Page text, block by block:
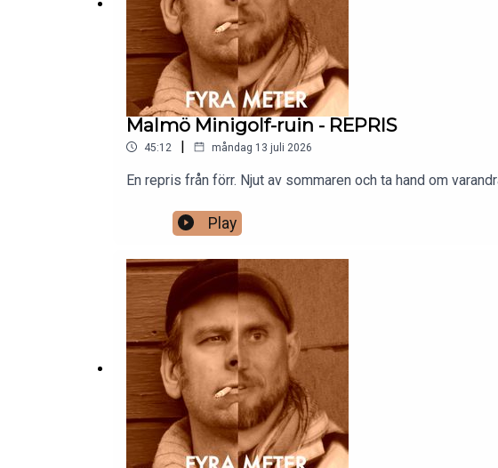
Malmö Minigolf-ruin - REPRIS
45:12 | måndag 13 juli 2026
En repris från förr. Njut av sommaren och ta hand om
Play